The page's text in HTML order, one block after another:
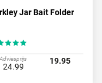
Jar Bait Folder
Adviesprijs
24.99
19.95